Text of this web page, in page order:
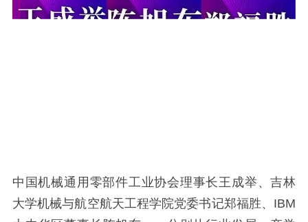
中国机械通用零部件工业协会理事长王成举、吉林
大学机械与航空航天工程学院党委书记郑福胜、IBM